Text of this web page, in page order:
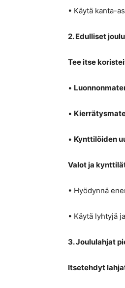
• Käytä kanta-
2. Edulliset
Tee itse
•
•
• Kynttilöiden
Valot ja
• Hyödynnä
• Käytä lyhtyjä
3. Joululahjat
Itsetehdyt